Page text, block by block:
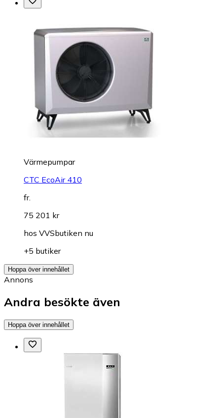
Värmepumpar
CTC EcoAir 410
fr.
75 201 kr
hos VVSbutiken nu
+5 butiker
Hoppa över innehållet
Annons
Andra besökte även
Hoppa över innehållet